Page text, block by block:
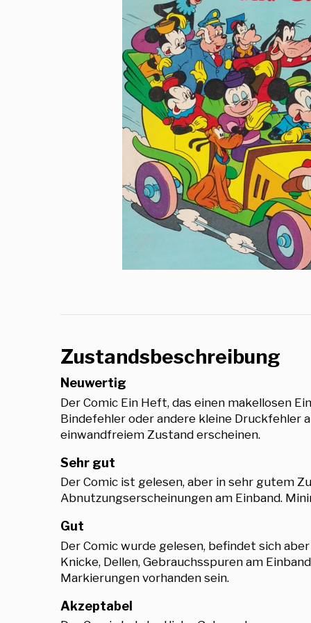
Zustandsbeschreibung
Neuwertig
Der Comic Ein Heft, das einen makellosen
Bindefehler oder andere kleine Druckfehler
einwandfreiem Zustand erscheinen.
Sehr gut
Der Comic ist gelesen, aber in sehr gutem
Abnutzungserscheinungen am Einband.
Gut
Der Comic wurde gelesen, befindet sich
Knicke, Dellen, Gebrauchsspuren am
Markierungen vorhanden sein.
Akzeptabel